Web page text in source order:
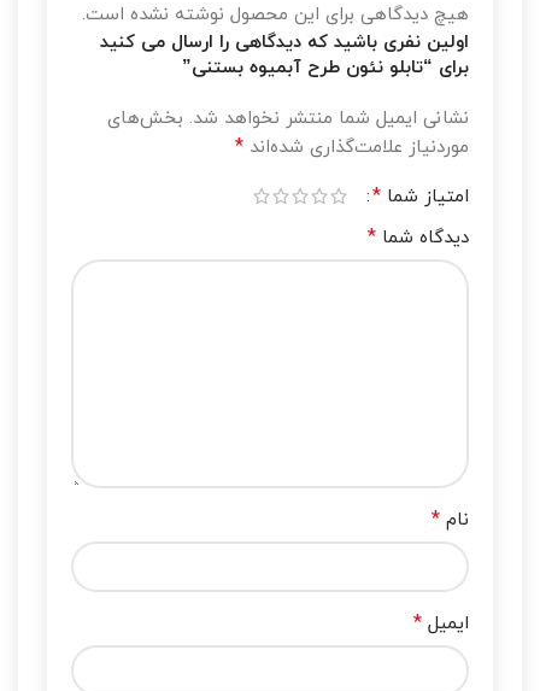
هیچ دیدگاهی برای این محصول نوشته نشده است.
اولین نفری باشید که دیدگاهی را ارسال می کنید
برای “تابلو نئون طرح آبمیوه بستنی”
نشانی ایمیل شما منتشر نخواهد شد. بخش‌های
موردنیاز علامت‌گذاری شده‌اند *
امتیاز شما *
دیدگاه شما *
نام *
ایمیل *